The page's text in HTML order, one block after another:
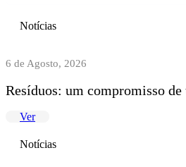
Notícias
6 de Agosto, 2026
Resíduos: um compromisso de
Ver
Notícias